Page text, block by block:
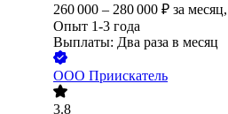
260 000 – 280 000 ₽ за месяц,
Опыт 1-3 года
Выплаты: Два раза в месяц
ООО Приискатель
3.8